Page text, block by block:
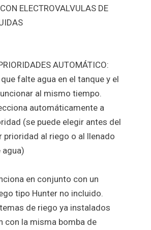
ELECTROVALVULAS DE
AUTOMÁTICO:
falte agua en el tanque y el
al mismo tiempo.
automáticamente a
(se puede elegir antes del
prioridad al riego o al llenado
agua)
en conjunto con un
tipo Hunter no incluido.
de riego ya instalados
con la misma bomba de